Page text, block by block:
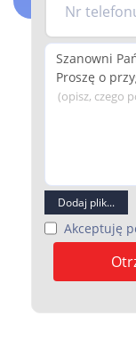
Nr
(opisz, czego
Dodaj plik...
Akceptuję